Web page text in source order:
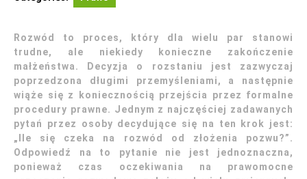
Rozwód to proces, który dla wielu par stanowi
trudne, ale niekiedy konieczne zakończenie
małżeństwa. Decyzja o rozstaniu jest zazwyczaj
poprzedzona długimi przemyśleniami, a następnie
wiąże się z koniecznością przejścia przez formalne
procedury prawne. Jednym z najczęściej zadawanych
pytań przez osoby decydujące się na ten krok jest:
„Ile się czeka na rozwód od złożenia pozwu?”.
Odpowiedź na to pytanie nie jest jednoznaczna,
ponieważ czas oczekiwania na prawomocne